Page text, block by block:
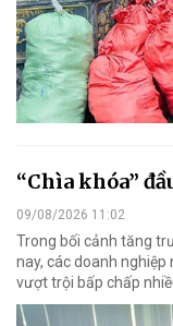
“Chìa khóa”
09/08/2026 11:02
Trong bối cảnh tăng
nay, các doanh
vượt trội bấp chấp